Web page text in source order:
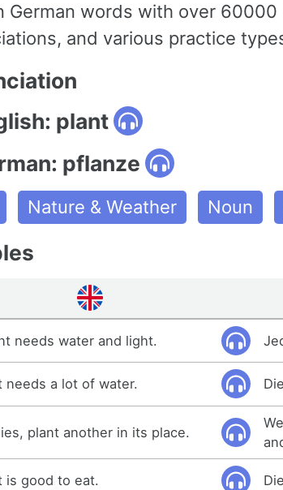
German words with over
and various practice
plant
pflanze
Nature & Weather Noun
needs water and light.
needs a lot of water.
plant another in its place.
is good to eat.